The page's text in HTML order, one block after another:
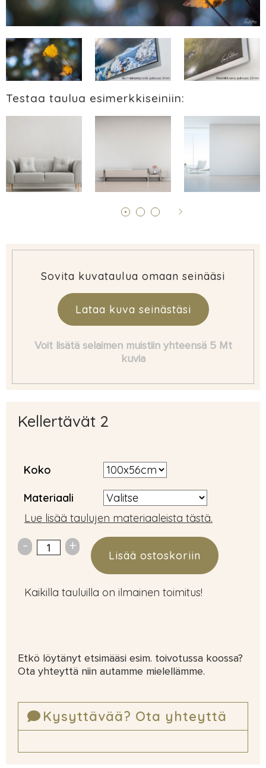
Testaa taulua esimerkkiseiniin:
Sovita kuvataulua omaan seinääsi
Lataa kuva seinästäsi
Voit lisätä selaimen muistiin yhteensä 5 Mt
kuvia
Kellertävät 2
Koko
Materiaali
Lue lisää taulujen materiaaleista tästä.
Lisää ostoskoriin
Kaikilla tauluilla on ilmainen toimitus!
Etkö löytänyt etsimääsi esim. toivotussa koossa?
Ota yhteyttä niin autamme mielellämme.
Kysyttävää? Ota yhteyttä